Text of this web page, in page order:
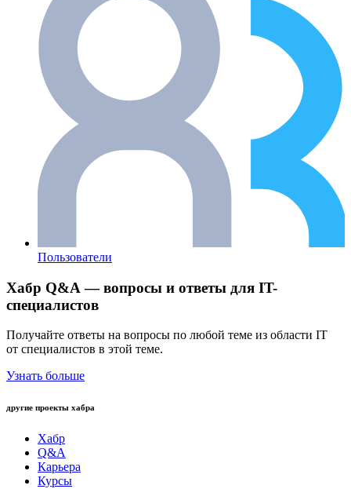
Пользователи
Хабр Q&A — вопросы и ответы для IT-
специалистов
Получайте ответы на вопросы по любой теме из области IT
от специалистов в этой теме.
Узнать больше
другие проекты хабра
Хабр
Q&A
Карьера
Курсы